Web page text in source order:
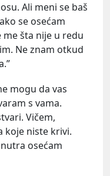
Ali meni se baš
se osećam
šta nije u redu
Ne znam otkud
mogu da vas
s vama.
Vičem,
koje niste krivi.
osećam